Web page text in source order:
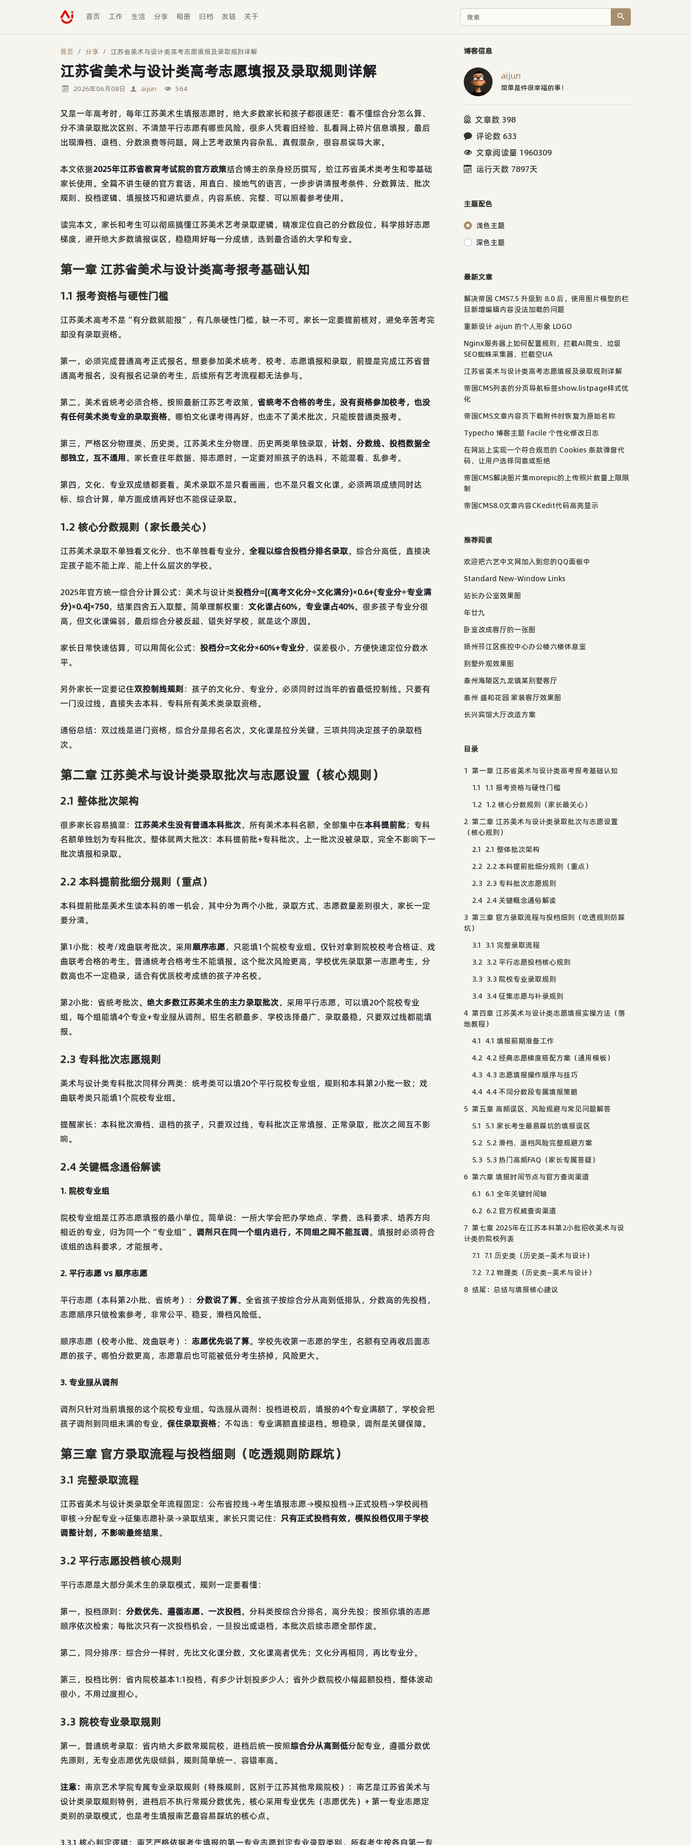
首页 工作 生活 分享 相册 归档 友链 关于
首页 分享 江苏省美术与设计类高考志愿填报及录取规则详解
江苏省美术与设计类高考志愿填报及录取规则详解
2026年06月08日 aijun 564
又是一年高考时，每年江苏美术生填报志愿时，绝大多数家长和孩子都很迷茫：看不懂综合分怎么算、
分不清录取批次区别、不清楚平行志愿有哪些风险，很多人凭着旧经验、乱看网上碎片信息填报，最后
出现滑档、退档、分数浪费等问题。网上艺考政策内容杂乱、真假混杂，很容易误导大家。
本文依据2025年江苏省教育考试院的官方政策结合博主的亲身经历撰写，给江苏省美术类考生和零基础
家长使用。全篇不讲生硬的官方套话，用直白、接地气的语言，一步步讲清报考条件、分数算法、批次
规则、投档逻辑、填报技巧和避坑要点，内容系统、完整、可以照着参考使用。
读完本文，家长和考生可以彻底搞懂江苏美术艺考录取逻辑，精准定位自己的分数段位，科学排好志愿
梯度，避开绝大多数填报误区，稳稳用好每一分成绩，选到最合适的大学和专业。
第一章 江苏省美术与设计类高考报考基础认知
1.1 报考资格与硬性门槛
江苏美术高考不是“有分数就能报”，有几条硬性门槛，缺一不可。家长一定要提前核对，避免辛苦考完
却没有录取资格。
第一，必须完成普通高考正式报名。想要参加美术统考、校考、志愿填报和录取，前提是完成江苏省普
通高考报名，没有报名记录的考生，后续所有艺考流程都无法参与。
第二，美术省统考必须合格。按照最新江苏艺考政策， 省统考不合格的考生，没有资格参加校考，也没
有任何美术类专业的录取资格。哪怕文化课考得再好，也走不了美术批次，只能按普通类报考。
第三，严格区分物理类、历史类。江苏美术生分物理、历史两类单独录取， 计划、分数线、投档数据全
部独立，互不通用。家长查往年数据、排志愿时，一定要对照孩子的选科，不能混看、乱参考。
第四，文化、专业双成绩都要看。美术录取不是只看画画，也不是只看文化课，必须两项成绩同时达
标、综合计算，单方面成绩再好也不能保证录取。
1.2 核心分数规则（家长最关心）
江苏美术录取不单独看文化分、也不单独看专业分， 全程以综合投档分排名录取。综合分高低，直接决
定孩子能不能上岸、能上什么层次的学校。
2025年官方统一综合分计算公式：美术与设计类投档分=[(高考文化分÷文化满分)×0.6+(专业分÷专业满
分)×0.4]×750，结果四舍五入取整。简单理解权重： 文化课占60%，专业课占40%。很多孩子专业分很
高，但文化课偏弱，最后综合分被反超、错失好学校，就是这个原因。
家长日常快速估算，可以用简化公式： 投档分=文化分×60%+专业分，误差极小，方便快速定位分数水
平。
另外家长一定要记住双控制线规则：孩子的文化分、专业分，必须同时过当年的省最低控制线。只要有
一门没过线，直接失去本科、专科所有美术类录取资格。
通俗总结：双过线是进门资格，综合分是排名名次，文化课是拉分关键，三项共同决定孩子的录取档
次。
第二章 江苏美术与设计类录取批次与志愿设置（核心规则）
2.1 整体批次架构
很多家长容易搞混： 江苏美术生没有普通本科批次，所有美术本科名额，全部集中在本科提前批；专科
名额单独划为专科批次。整体就两大批次：本科提前批+专科批次。上一批次没被录取，完全不影响下一
批次填报和录取。
2.2 本科提前批细分规则（重点）
本科提前批是美术生读本科的唯一机会，其中分为两个小批，录取方式、志愿数量差别很大，家长一定
要分清。
第1小批：校考/戏曲联考批次。采用顺序志愿，只能填1个院校专业组。仅针对拿到院校校考合格证、戏
曲联考合格的考生。普通统考合格考生不能填报。这个批次风险更高，学校优先录取第一志愿考生，分
数高也不一定稳录，适合有优质校考成绩的孩子冲名校。
第2小批：省统考批次。 绝大多数江苏美术生的主力录取批次，采用平行志愿，可以填20个院校专业
组，每个组能填4个专业+专业服从调剂。招生名额最多、学校选择最广、录取最稳，只要双过线都能填
报。
2.3 专科批次志愿规则
美术与设计类专科批次同样分两类：统考类可以填20个平行院校专业组，规则和本科第2小批一致；戏
曲联考类只能填1个院校专业组。
提醒家长：本科批次滑档、退档的孩子，只要双过线，专科批次正常填报、正常录取，批次之间互不影
响。
2.4 关键概念通俗解读
1. 院校专业组
院校专业组是江苏志愿填报的最小单位。简单说：一所大学会把办学地点、学费、选科要求、培养方向
相近的专业，归为同一个“专业组”。 调剂只在同一个组内进行，不同组之间不能互调。填报时必须符合
该组的选科要求，才能报考。
2. 平行志愿 vs 顺序志愿
平行志愿（本科第2小批、省统考）： 分数说了算。全省孩子按综合分从高到低排队，分数高的先投档，
志愿顺序只做检索参考，非常公平、稳妥，滑档风险低。
顺序志愿（校考小批、戏曲联考）： 志愿优先说了算。学校先收第一志愿的学生，名额有空再收后面志
愿的孩子。哪怕分数更高，志愿靠后也可能被低分考生挤掉，风险更大。
3. 专业服从调剂
调剂只针对当前填报的这个院校专业组。勾选服从调剂：投档进校后，填报的4个专业满额了，学校会把
孩子调剂到同组未满的专业， 保住录取资格；不勾选：专业满额直接退档。想稳录，调剂是关键保障。
第三章 官方录取流程与投档细则（吃透规则防踩坑）
3.1 完整录取流程
江苏省美术与设计类录取全年流程固定：公布省控线→考生填报志愿→模拟投档→正式投档→学校阅档
审核→分配专业→征集志愿补录→录取结束。家长只需记住： 只有正式投档有效，模拟投档仅用于学校
调整计划，不影响最终结果。
3.2 平行志愿投档核心规则
平行志愿是大部分美术生的录取模式，规则一定要看懂：
第一，投档原则： 分数优先、遵循志愿、一次投档。分科类按综合分排名，高分先投；按照你填的志愿
顺序依次检索；每批次只有一次投档机会，一旦投出或退档，本批次后续志愿全部作废。
第二，同分排序：综合分一样时，先比文化课分数，文化课高者优先；文化分再相同，再比专业分。
第三，投档比例：省内院校基本1:1投档，有多少计划投多少人；省外少数院校小幅超额投档，整体波动
很小，不用过度担心。
3.3 院校专业录取规则
第一，普通统考录取：省内绝大多数常规院校，进档后统一按照综合分从高到低分配专业，遵循分数优
先原则，无专业志愿优先级倾斜，规则简单统一、容错率高。
注意： 南京艺术学院专属专业录取规则（特殊规则，区别于江苏其他常规院校）：南艺是江苏省美术与
设计类录取规则特例，进档后不执行常规分数优先，核心采用专业优先（志愿优先）+ 第一专业志愿定
类别的录取模式，也是考生填报南艺最容易踩坑的核心点。
3.3.1 核心判定逻辑：南艺严格依据考生填报的第一专业志愿划定专业录取类别，所有考生按各自第一专
博客信息
aijun
简单是件很幸福的事！
文章数 398
评论数 633
文章阅读量 1960309
运行天数 7897天
主题配色
浅色主题
深色主题
最新文章
解决帝国 CMS7.5 升级到 8.0 后，使用图片模型的栏
目新增编辑内容没法加载的问题
重新设计 aijun 的个人形象 LOGO
Nginx服务器上如何配置规则，拦截AI爬虫、垃圾
SEO蜘蛛采集器、拦截空UA
江苏省美术与设计类高考志愿填报及录取规则详解
帝国CMS列表的分页导航标签show.listpage样式优
化
帝国CMS文章内容页下载附件时恢复为原始名称
Typecho 博客主题 Facile 个性化修改日志
在网站上实现一个符合规范的 Cookies 条款弹窗代
码，让用户选择同意或拒绝
帝国CMS解决图片集morepic的上传照片数量上限限
制
帝国CMS8.0文章内容CKedit代码高亮显示
推荐阅读
欢迎把六艺中文网加入到您的QQ面板中
Standard New-Window Links
站长办公室效果图
年廿九
卧室改成客厅的一张图
扬州邗江区疾控中心办公楼六楼休息室
别墅外观效果图
泰州海陵区九龙镇某别墅客厅
泰州 盛和花园 家装客厅效果图
长兴宾馆大厅改造方案
目录
1 第一章 江苏省美术与设计类高考报考基础认知
1.1 1.1 报考资格与硬性门槛
1.2 1.2 核心分数规则（家长最关心）
2 第二章 江苏美术与设计类录取批次与志愿设置
（核心规则）
2.1 2.1 整体批次架构
2.2 2.2 本科提前批细分规则（重点）
2.3 2.3 专科批次志愿规则
2.4 2.4 关键概念通俗解读
3 第三章 官方录取流程与投档细则（吃透规则防踩
坑）
3.1 3.1 完整录取流程
3.2 3.2 平行志愿投档核心规则
3.3 3.3 院校专业录取规则
3.4 3.4 征集志愿与补录规则
4 第四章 江苏美术与设计类志愿填报实操方法（落
地教程）
4.1 4.1 填报前期准备工作
4.2 4.2 经典志愿梯度搭配方案（通用模板）
4.3 4.3 志愿填报操作顺序与技巧
4.4 4.4 不同分数段专属填报策略
5 第五章 高频误区、风险规避与常见问题解答
5.1 5.1 家长考生最易踩坑的填报误区
5.2 5.2 滑档、退档风险完整规避方案
5.3 5.3 热门高频FAQ（家长专属答疑）
6 第六章 填报时间节点与官方查询渠道
6.1 6.1 全年关键时间轴
6.2 6.2 官方权威查询渠道
7 第七章 2025年在江苏本科第2小批招收美术与设
计类的院校列表
7.1 7.1 历史类（历史类—美术与设计）
7.2 7.2 物理类（历史类—美术与设计）
8 结尾：总结与填报核心建议